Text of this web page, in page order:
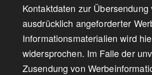
Kontaktdaten zur Übersendung
ausdrücklich angeforderter
Informationsmaterialien wird
widersprochen. Im Falle der
Zusendung von